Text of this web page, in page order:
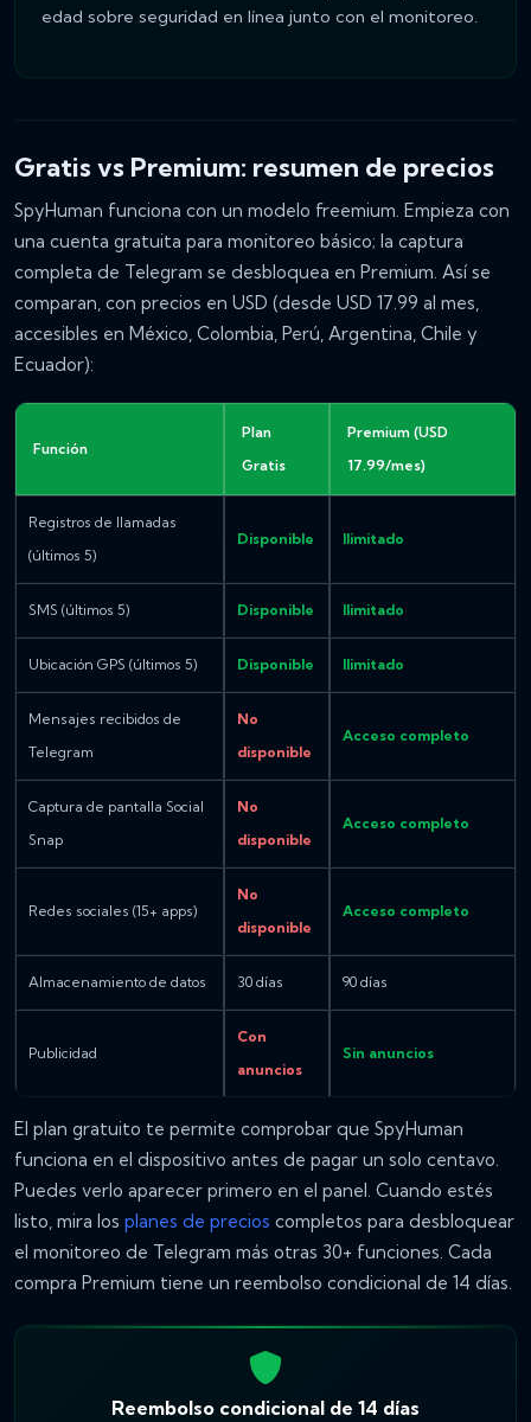
edad sobre seguridad en línea junto con el monitoreo.
Gratis vs Premium: resumen de precios
SpyHuman funciona con un modelo freemium. Empieza con
una cuenta gratuita para monitoreo básico; la captura
completa de Telegram se desbloquea en Premium. Así se
comparan, con precios en USD (desde USD 17.99 al mes,
accesibles en México, Colombia, Perú, Argentina, Chile y
Ecuador):
Función
Plan
Gratis
Premium (USD
17.99/mes)
Registros de llamadas
(últimos 5)
Disponible Ilimitado
SMS (últimos 5) Disponible Ilimitado
Ubicación GPS (últimos 5) Disponible Ilimitado
Mensajes recibidos de
Telegram
No
disponible
Acceso completo
Captura de pantalla Social
Snap
No
disponible
Acceso completo
Redes sociales (15+ apps)
No
disponible
Acceso completo
Almacenamiento de datos 30 días 90 días
Publicidad
Con
anuncios
Sin anuncios
El plan gratuito te permite comprobar que SpyHuman
funciona en el dispositivo antes de pagar un solo centavo.
Puedes verlo aparecer primero en el panel. Cuando estés
listo, mira los planes de precios completos para desbloquear
el monitoreo de Telegram más otras 30+ funciones. Cada
compra Premium tiene un reembolso condicional de 14 días.
Reembolso condicional de 14 días